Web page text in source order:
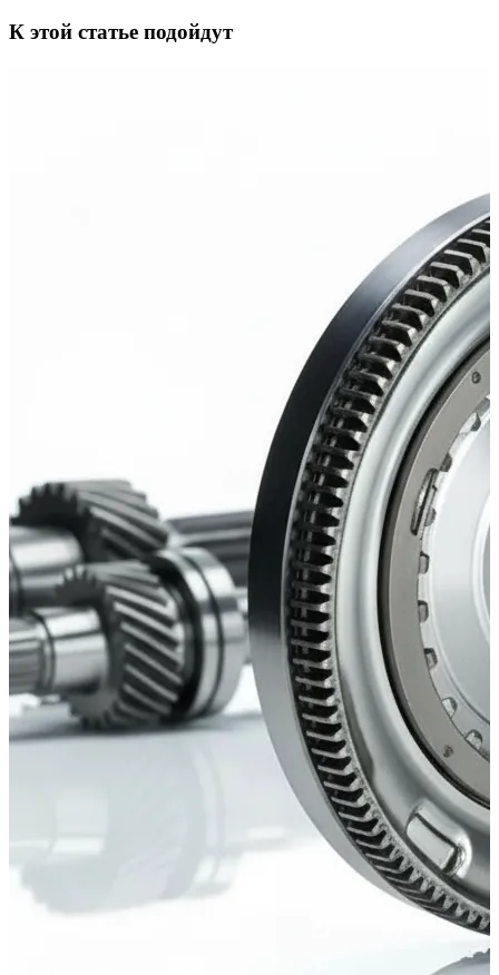
К этой статье подойдут